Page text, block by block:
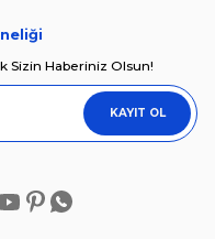
Sizin Haberiniz Olsun!
KAYIT OL